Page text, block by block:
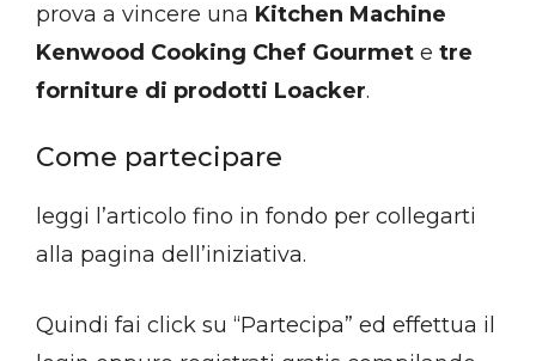
prova a vincere una Kitchen Machine
Kenwood Cooking Chef Gourmet e tre
forniture di prodotti Loacker.
Come partecipare
leggi l’articolo fino in fondo per collegarti
alla pagina dell’iniziativa.
Quindi fai click su “Partecipa” ed effettua il